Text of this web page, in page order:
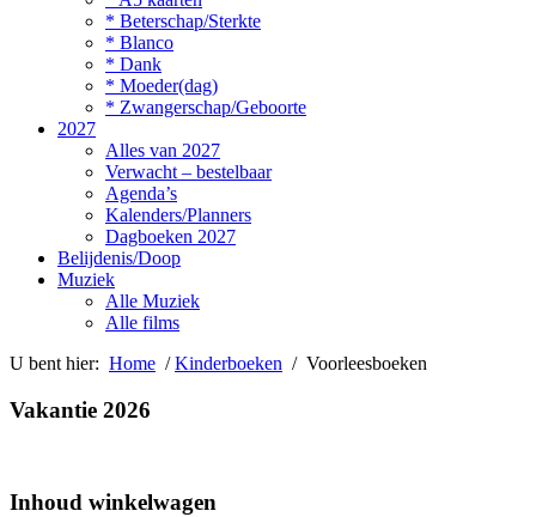
* Beterschap/Sterkte
* Blanco
* Dank
* Moeder(dag)
* Zwangerschap/Geboorte
2027
Alles van 2027
Verwacht – bestelbaar
Agenda’s
Kalenders/Planners
Dagboeken 2027
Belijdenis/Doop
Muziek
Alle Muziek
Alle films
U bent hier: Home /Kinderboeken / Voorleesboeken
Vakantie 2026
Inhoud winkelwagen